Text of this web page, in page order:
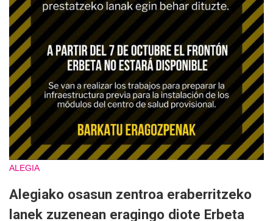
ALEGIA
Alegiako osasun zentroa eraberritzeko
lanek zuzenean eragingo diote Erbeta